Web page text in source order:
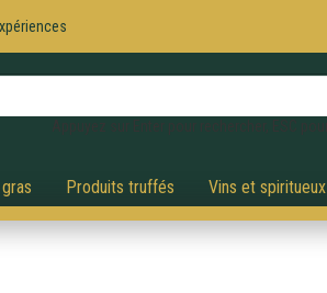
Produits truffés Vins et spiritueux